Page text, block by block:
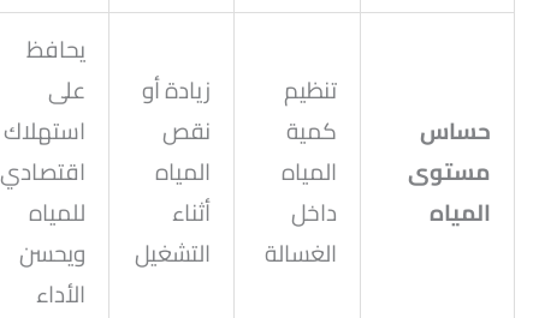
حساس
مستوى
المياه
تنظيم
كمية
المياه
داخل
الغسالة
زيادة أو
نقص
المياه
أثناء
التشغيل
يحافظ
على
استهلاك
اقتصادي
للمياه
ويحسن
الأداء